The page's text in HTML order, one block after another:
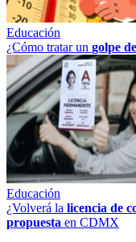
Educación
¿Cómo tratar un golpe de
Educación
¿Volverá la licencia de
propuesta en CDMX